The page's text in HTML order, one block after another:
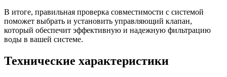
В итоге, правильная проверка совместимости с системой
поможет выбрать и установить управляющий клапан,
который обеспечит эффективную и надежную фильтрацию
воды в вашей системе.
Технические характеристики